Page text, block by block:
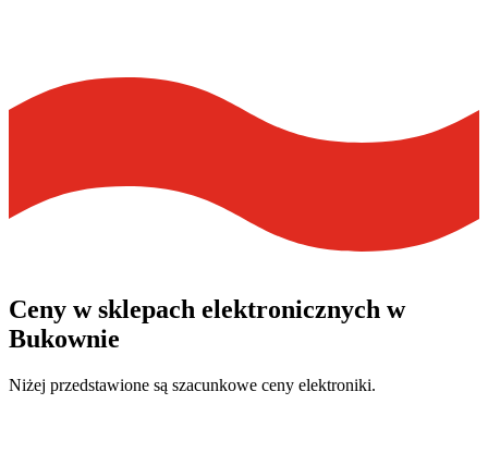
Ceny wsklepach elektronicznych w
Bukownie
Niżej przedstawione są szacunkowe ceny elektroniki.